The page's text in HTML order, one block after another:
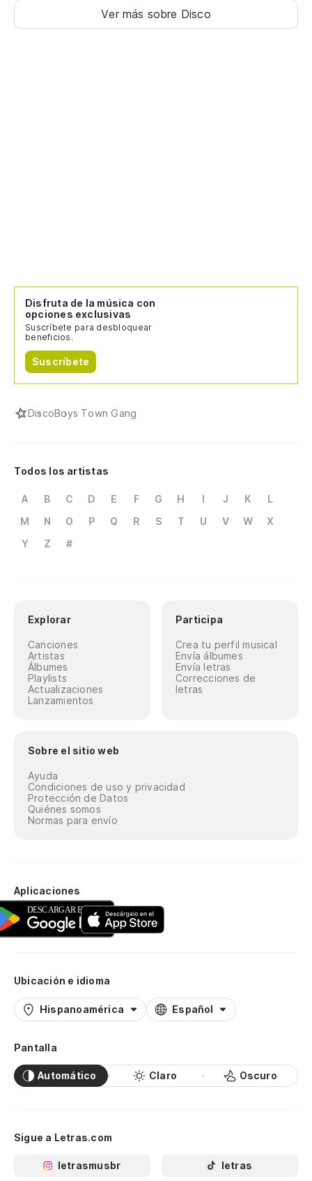
Ver más sobre Disco
Disfruta de la música con
opciones exclusivas
Suscríbete para desbloquear
beneficios.
Suscríbete
DiscoBoys Town Gang
Todos los artistas
A B C D E F G H I J K
L
M
N O P Q R S T U V W
X
Y
Z #
Explorar
Canciones
Artistas
Álbumes
Playlists
Actualizaciones
Lanzamientos
Participa
Crea tu perfil musical
Envía álbumes
Envía letras
Correcciones de
letras
Sobre el sitio web
Ayuda
Condiciones de uso y privacidad
Protección de Datos
Quiénes somos
Normas para envío
Aplicaciones
Ubicación e idioma
Hispanoamérica Español
Pantalla
Automático Claro Oscuro
Sigue a Letras.com
letrasmusbr letras